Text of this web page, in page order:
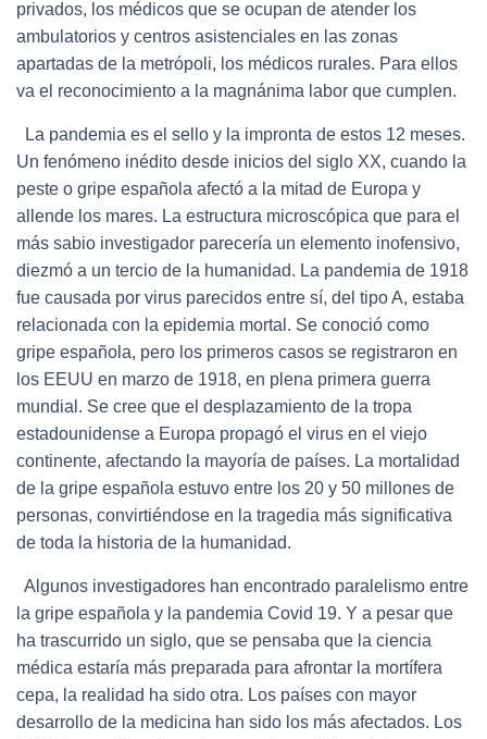
privados, los médicos que se ocupan de atender los
ambulatorios y centros asistenciales en las zonas
apartadas de la metrópoli, los médicos rurales. Para ellos
va el reconocimiento a la magnánima labor que cumplen.
La pandemia es el sello y la impronta de estos 12 meses.
Un fenómeno inédito desde inicios del siglo XX, cuando la
peste o gripe española afectó a la mitad de Europa y
allende los mares. La estructura microscópica que para el
más sabio investigador parecería un elemento inofensivo,
diezmó a un tercio de la humanidad. La pandemia de 1918
fue causada por virus parecidos entre sí, del tipo A, estaba
relacionada con la epidemia mortal. Se conoció como
gripe española, pero los primeros casos se registraron en
los EEUU en marzo de 1918, en plena primera guerra
mundial. Se cree que el desplazamiento de la tropa
estadounidense a Europa propagó el virus en el viejo
continente, afectando la mayoría de países. La mortalidad
de la gripe española estuvo entre los 20 y 50 millones de
personas, convirtiéndose en la tragedia más significativa
de toda la historia de la humanidad.
Algunos investigadores han encontrado paralelismo entre
la gripe española y la pandemia Covid 19. Y a pesar que
ha trascurrido un siglo, que se pensaba que la ciencia
médica estaría más preparada para afrontar la mortífera
cepa, la realidad ha sido otra. Los países con mayor
desarrollo de la medicina han sido los más afectados. Los